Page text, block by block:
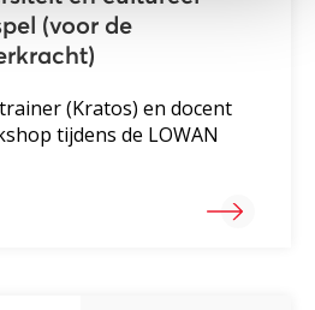
(voor de
(Kratos) en docent
tijdens de LOWAN